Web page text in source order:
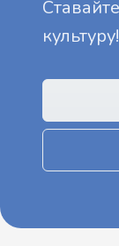
культуру!